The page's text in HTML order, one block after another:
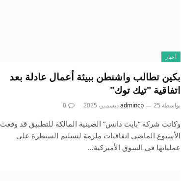
أخبار
بكين تطالب واشنطن ببيئة أعمال عادلة بعد
اتفاقية "تيك توك"
بواسطة admincp 25 ديسمبر، 2025 0
وكانت شركة “بايت دانس” الصينية المالكة للتطبيق قد وقعت
الأسبوع الماضي اتفاقيات ملزمة لتسليم السيطرة على
عملياتها في السوق الأميركية…